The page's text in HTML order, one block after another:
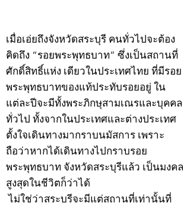
เมื่อเอ่ยถึงจังหวัดสระบุรี คนทั่วไปจะต้อง
คิดถึง “รอยพระพุทธบาท” ซึ่งเป็นสถานที่
ศักดิ์สิทธิ์แห่ง เดียวในประเทศไทย ที่มีรอย
พระพุทธบาทของแท้ประทับรอยอยู่ ใน
แต่ละปีจะมีทั้งพระภิกษุสามเณรและบุคคล
ทั่วไป ทั้งจากในประเทศและต่างประเทศ
ตั้งใจเดินทางมากราบนมัสการ เพราะ
ถือว่าหากได้เดินทางไปกราบรอย
พระพุทธบาท จังหวัดสระบุรีแล้ว เป็นมงคล
สูงสุดในชีวิตก็ว่าได้
ไม่ใช่ว่าสระบุรีจะมีแต่สถานที่เท่านั้นที่